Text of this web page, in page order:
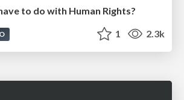
to do with Human Rights?
1 2.3k